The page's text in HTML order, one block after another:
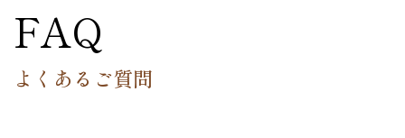
ゲ
ー
FAQ
よくあるご質問